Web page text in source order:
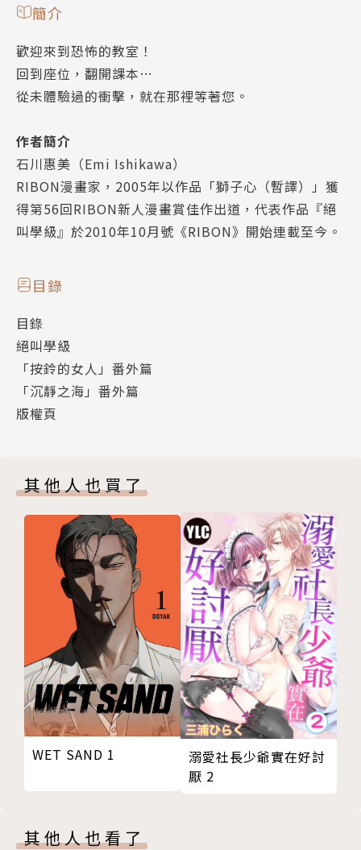
簡介
歡迎來到恐怖的教室！
回到座位，翻開課本…
從未體驗過的衝擊，就在那裡等著您。
作者簡介
石川惠美（Emi Ishikawa）
RIBON漫畫家，2005年以作品「獅子心（暫譯）」獲
得第56回RIBON新人漫畫賞佳作出道，代表作品『絕
叫學級』於2010年10月號《RIBON》開始連載至今。
目錄
目錄
絕叫學級
「按鈴的女人」番外篇
「沉靜之海」番外篇
版權頁
其他人也買了
WET SAND 1
溺愛社長少爺實在好討
厭 2
其他人也看了